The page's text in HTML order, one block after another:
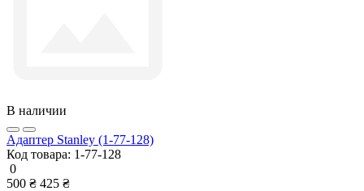
В наличии
Адаптер Stanley (1-77-128)
Код товара: 1-77-128
0
500 ₴ 425 ₴